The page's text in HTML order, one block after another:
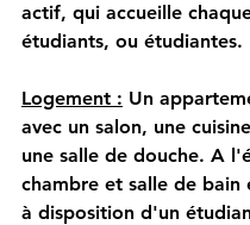
actif, qui accueille
étudiants, ou étudiantes.
Logement : Un
avec un salon, une
une salle de douche. A
chambre et salle de bain
à disposition d'un